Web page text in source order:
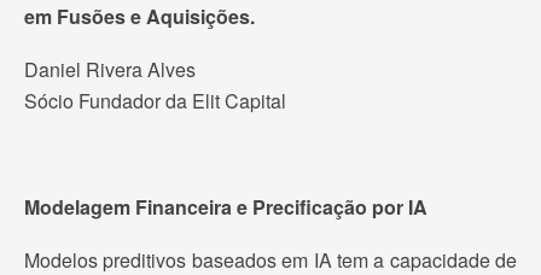
em Fusões e Aquisições.
Daniel Rivera Alves
Sócio Fundador da Elit Capital
Modelagem Financeira e Precificação por IA
Modelos preditivos baseados em IA tem a capacidade de